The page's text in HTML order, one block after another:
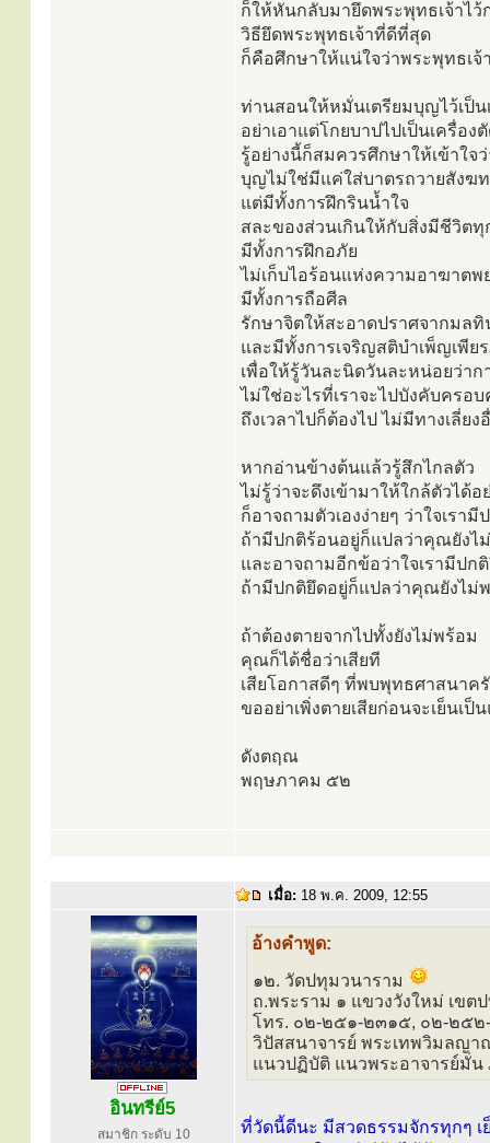
ก็ให้หันกลับมายึดพระพุทธเจ้าไว้
วิธียึดพระพุทธเจ้าที่ดีที่สุด
ก็คือศึกษาให้แน่ใจว่าพระพุทธเจ้
ท่านสอนให้หมั่นเตรียมบุญไว้เป็น
อย่าเอาแต่โกยบาปไปเป็นเครื่อง
รู้อย่างนี้ก็สมควรศึกษาให้เข้าใจ
บุญไม่ใช่มีแค่ใส่บาตรถวายสังฆ
แต่มีทั้งการฝึกรินน้ำใจ
สละของส่วนเกินให้กับสิ่งมีชีวิต
มีทั้งการฝึกอภัย
ไม่เก็บไอร้อนแห่งความอาฆาตพย
มีทั้งการถือศีล
รักษาจิตให้สะอาดปราศจากมลทิ
และมีทั้งการเจริญสติบำเพ็ญเพีย
เพื่อให้รู้วันละนิดวันละหน่อยว่าก
ไม่ใช่อะไรที่เราจะไปบังคับครอ
ถึงเวลาไปก็ต้องไป ไม่มีทางเลี่ยง
หากอ่านข้างต้นแล้วรู้สึกไกลตัว
ไม่รู้ว่าจะดึงเข้ามาให้ใกล้ตัวได้อ
ก็อาจถามตัวเองง่ายๆ ว่าใจเรา
ถ้ามีปกติร้อนอยู่ก็แปลว่าคุณยังไ
และอาจถามอีกข้อว่าใจเรามีปก
ถ้ามีปกติยึดอยู่ก็แปลว่าคุณยังไม่
ถ้าต้องตายจากไปทั้งยังไม่พร้อม
คุณก็ได้ชื่อว่าเสียที
เสียโอกาสดีๆ ที่พบพุทธศาสนาค
ขออย่าเพิ่งตายเสียก่อนจะเย็นเป็
ดังตฤณ
พฤษภาคม ๕๒
เมื่อ: 18 พ.ค. 2009, 12:55
อินทรีย์5
สมาชิก ระดับ 10
อ้างคำพูด:
๑๒. วัดปทุมวนาราม
ถ.พระราม ๑ แขวงวังใหม่ เขต
โทร. ๐๒-๒๕๑-๒๓๑๕, ๐๒-๒๕
วิปัสสนาจารย์ พระเทพวิมลญา
แนวปฏิบัติ แนวพระอาจารย์มั่น
ที่วัดนี้ดีนะ มีสวดธรรมจักรทุกๆ เ